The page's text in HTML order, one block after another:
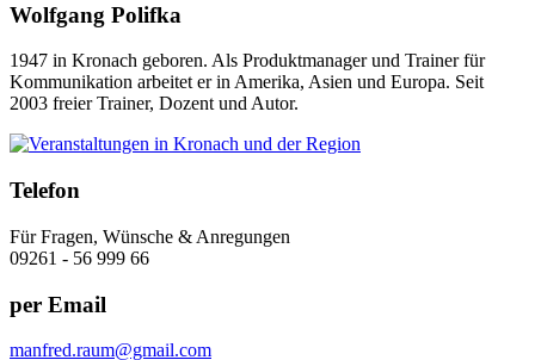
Wolfgang Polifka
1947 in Kronach geboren. Als Produktmanager und Trainer für
Kommunikation arbeitet er in Amerika, Asien und Europa. Seit
2003 freier Trainer, Dozent und Autor.
Telefon
Für Fragen, Wünsche & Anregungen
09261 - 56 999 66
per Email
manfred.raum@gmail.com